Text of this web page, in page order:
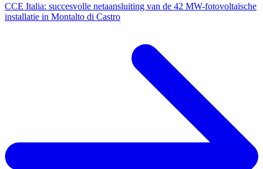
CCE Italia: succesvolle netaansluiting van de 42 MW-fotovoltaïsche
installatie in Montalto di Castro